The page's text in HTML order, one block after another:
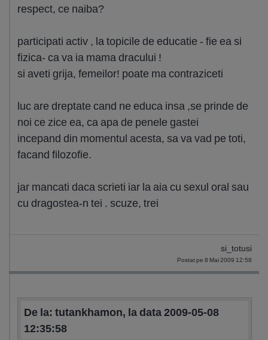
respect, ce naiba?
participati activ , la topicile de educatie - fie ea si
fizica- ca va ia mama dracului !
si aveti grija, femeilor! poate ma contraziceti
luc are dreptate cand ne educa insa ,se prinde de
noi ce zice ea, ca apa de penele gastei
incepand din momentul acesta, sa va vad pe toti,
facand filozofie.
jar mancati daca scrieti iar la aia cu sexul oral sau
cu dragostea-n tei . scuze, trei
si_totusi
Postat pe 8 Mai 2009 12:58
De la: tutankhamon, la data 2009-05-08
12:35:58